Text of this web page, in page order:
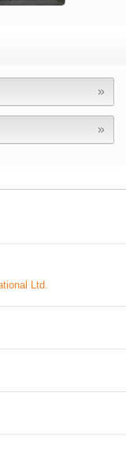
Ltd.